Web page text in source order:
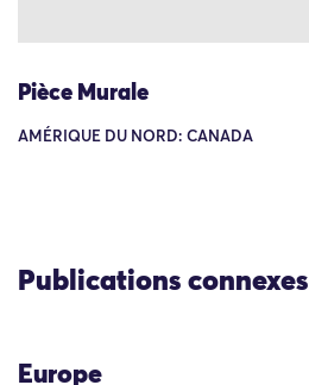
Pièce Murale
AMÉRIQUE DU NORD: CANADA
Publications connexes
Europe